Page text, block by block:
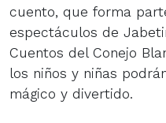
cuento, que forma
espectáculos de
Cuentos del Conejo
los niños y niñas
mágico y divertido.